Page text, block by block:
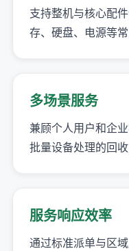
支持整机与核心配
存、硬盘、电源等常
多场景服务
兼顾个人用户和企
批量设备处理的回收
服务响应效率
通过标准派单与区